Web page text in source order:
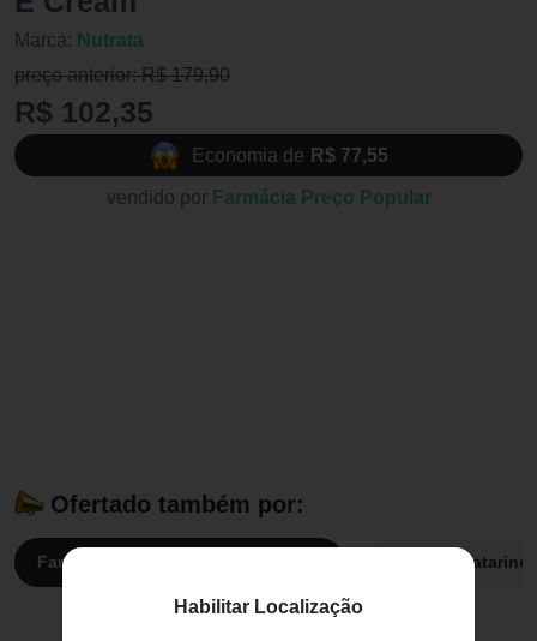
Habilitar Localização
Marca: Nutrata
preço anterior: R$ 179,90
R$ 102,35
Economia de R$ 77,55
vendido por Farmácia Preço Popular
Ofertado também por:
Farmácia Preço Popular: Drogaria